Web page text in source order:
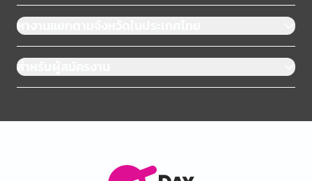
หางานแยกตามจังหวัดในประเทศไทย
สำหรับผู้สมัครงาน